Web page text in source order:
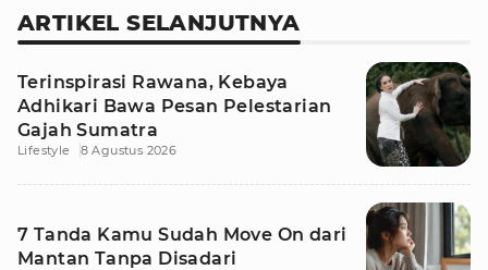
ARTIKEL SELANJUTNYA
Terinspirasi Rawana, Kebaya
Adhikari Bawa Pesan Pelestarian
Gajah Sumatra
Lifestyle 8 Agustus 2026
7 Tanda Kamu Sudah Move On dari
Mantan Tanpa Disadari